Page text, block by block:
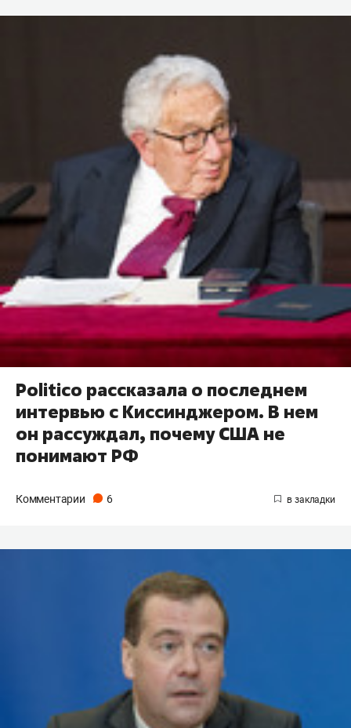
Politico рассказала о последнем
интервью с Киссинджером. В нем
он рассуждал, почему США не
понимают РФ
Комментарии 6